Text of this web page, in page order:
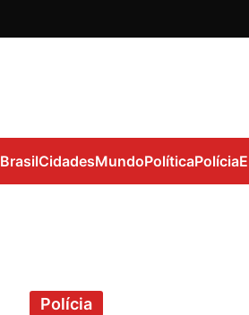
BrasilCidadesMundoPolíticaPolícia
Polícia